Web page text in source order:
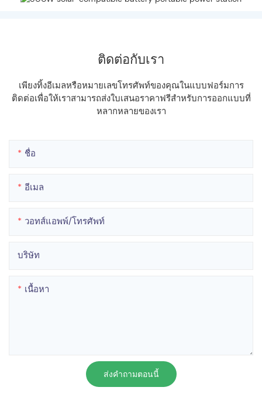
ติดต่อกับเรา
เพียงทิ้งอีเมลหรือหมายเลขโทรศัพท์ของคุณในแบบฟอร์มการ
ติดต่อเพื่อให้เราสามารถส่งใบเสนอราคาฟรีสำหรับการออกแบบที่
หลากหลายของเรา
ชื่อ
อีเมล
วอทส์แอพพ์/โทรศัพท์
บริษัท
เนื้อหา
ส่งคำถามตอนนี้